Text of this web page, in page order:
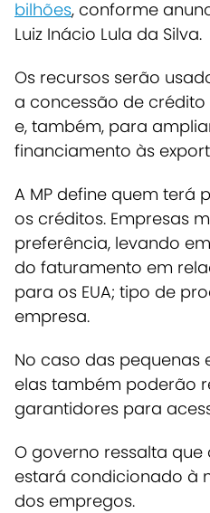
bilhões, conforme
Luiz Inácio Lula da Silva.
Os recursos serão
a concessão de
e, também, para
financiamento às
A MP define quem terá
os créditos. Empresas
preferência, levando
do faturamento em
para os EUA; tipo de
empresa.
No caso das pequenas
elas também poderão
garantidores para
O governo ressalta que
estará condicionado à
dos empregos.